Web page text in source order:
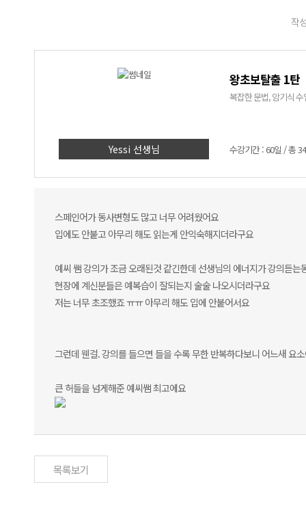
작
Yessi 선생님
왕초보탈출 1탄
복잡한 문법, 암기식
수강기간 : 60일 / 총
스페인어가 동사변형도 많고 너무 어려웠어요
입에도 안붙고 아무리 해도 읽는게 안익숙해지더라구요
예씨 쌤 강의가 조금 오래된것 같긴한데 선생님의 에너지가 강의듣
현장에 계신분들은 예복습이 잘되는지 술술 나오시더라구요
저는 너무 초조했죠 ㅠㅠ 아무리 해도 입에 안붙어서요
그런데 웬걸. 강의를 들으면 들을 수록 무한 반복하다보니 어느새 요
큰 허들을 넘게해준 예씨쌤 최고에요
목록보기